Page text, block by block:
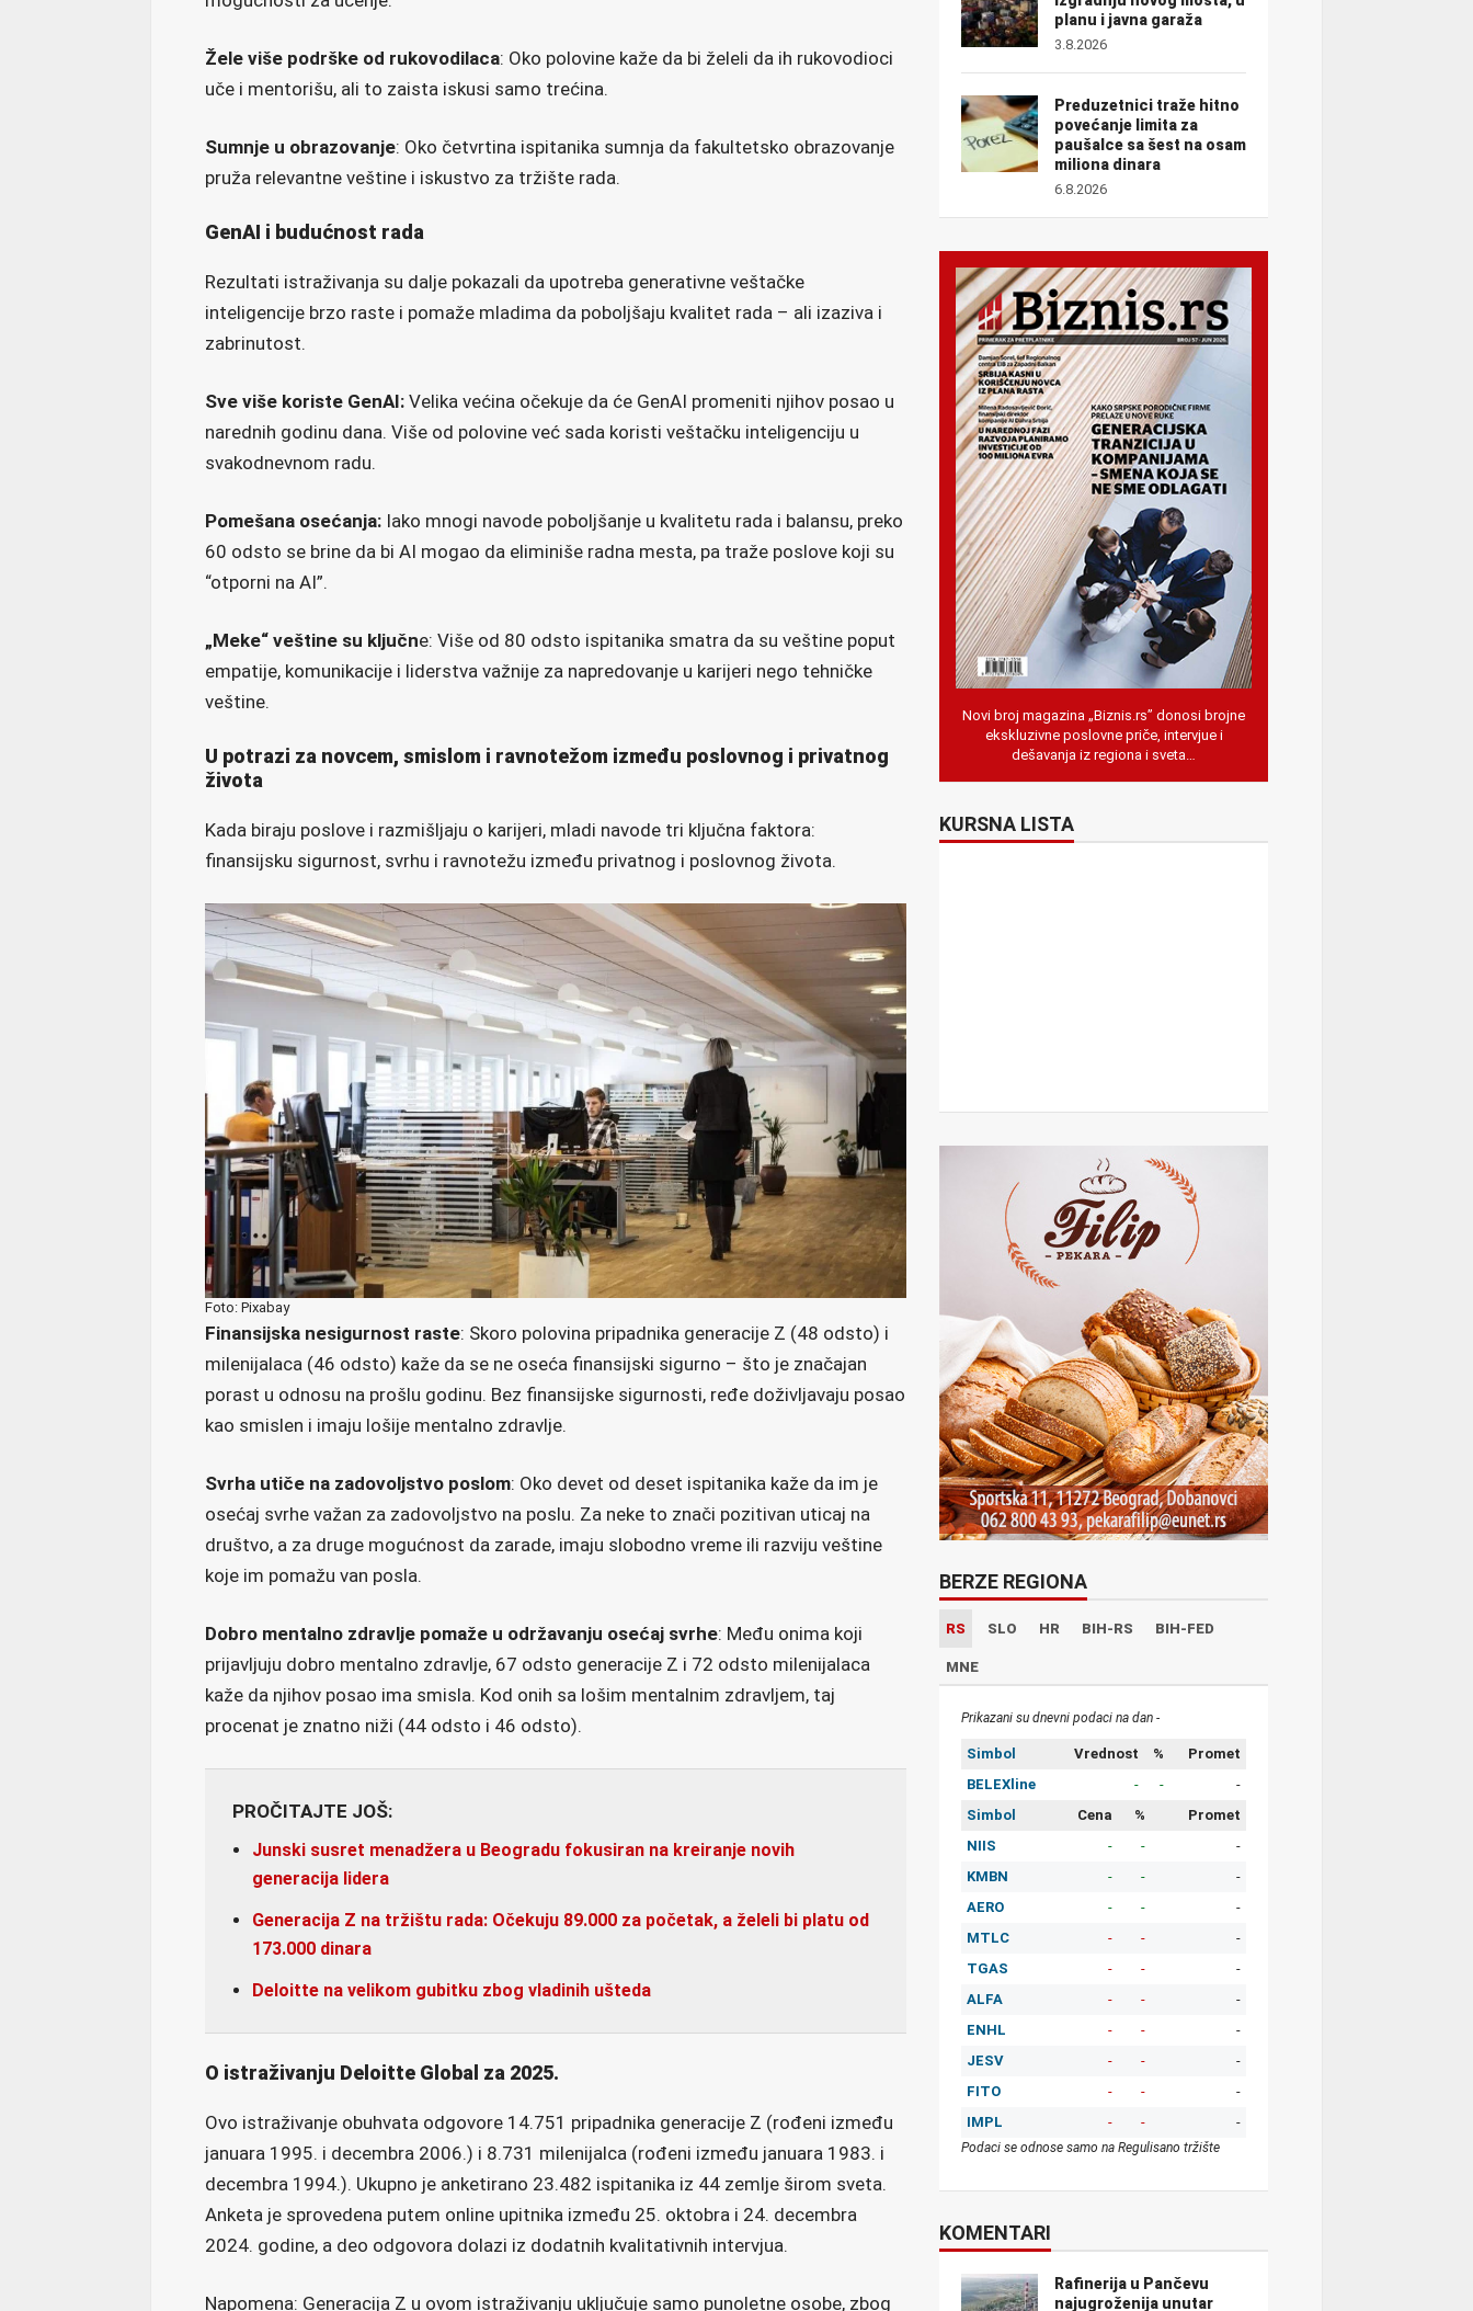
Žele više podrške od rukovodilaca: Oko polovine kaže da bi želeli da ih rukovodioci
uče i mentorišu, ali to zaista iskusi samo trećina.
Sumnje u obrazovanje: Oko četvrtina ispitanika sumnja da fakultetsko obrazovanje
pruža relevantne veštine i iskustvo za tržište rada.
GenAI i budućnost rada
Rezultati istraživanja su dalje pokazali da upotreba generativne veštačke
inteligencije brzo raste i pomaže mladima da poboljšaju kvalitet rada – ali izaziva i
zabrinutost.
Sve više koriste GenAI: Velika većina očekuje da će GenAI promeniti njihov posao u
narednih godinu dana. Više od polovine već sada koristi veštačku inteligenciju u
svakodnevnom radu.
Pomešana osećanja: Iako mnogi navode poboljšanje u kvalitetu rada i balansu, preko
60 odsto se brine da bi AI mogao da eliminiše radna mesta, pa traže poslove koji su
“otporni na AI”.
„Meke“ veštine su ključne: Više od 80 odsto ispitanika smatra da su veštine poput
empatije, komunikacije i liderstva važnije za napredovanje u karijeri nego tehničke
veštine.
U potrazi za novcem, smislom i ravnotežom između poslovnog i privatnog
života
Kada biraju poslove i razmišljaju o karijeri, mladi navode tri ključna faktora:
finansijsku sigurnost, svrhu i ravnotežu između privatnog i poslovnog života.
Foto: Pixabay
Finansijska nesigurnost raste: Skoro polovina pripadnika generacije Z (48 odsto) i
milenijalaca (46 odsto) kaže da se ne oseća finansijski sigurno – što je značajan
porast u odnosu na prošlu godinu. Bez finansijske sigurnosti, ređe doživljavaju posao
kao smislen i imaju lošije mentalno zdravlje.
Svrha utiče na zadovoljstvo poslom: Oko devet od deset ispitanika kaže da im je
osećaj svrhe važan za zadovoljstvo na poslu. Za neke to znači pozitivan uticaj na
društvo, a za druge mogućnost da zarade, imaju slobodno vreme ili razviju veštine
koje im pomažu van posla.
Dobro mentalno zdravlje pomaže u održavanju osećaj svrhe: Među onima koji
prijavljuju dobro mentalno zdravlje, 67 odsto generacije Z i 72 odsto milenijalaca
kaže da njihov posao ima smisla. Kod onih sa lošim mentalnim zdravljem, taj
procenat je znatno niži (44 odsto i 46 odsto).
PROČITAJTE JOŠ:
Junski susret menadžera u Beogradu fokusiran na kreiranje novih
generacija lidera
Generacija Z na tržištu rada: Očekuju 89.000 za početak, a želeli bi platu od
173.000 dinara
Deloitte na velikom gubitku zbog vladinih ušteda
O istraživanju Deloitte Global za 2025.
Ovo istraživanje obuhvata odgovore 14.751 pripadnika generacije Z (rođeni između
januara 1995. i decembra 2006.) i 8.731 milenijalca (rođeni između januara 1983. i
decembra 1994.). Ukupno je anketirano 23.482 ispitanika iz 44 zemlje širom sveta.
Anketa je sprovedena putem online upitnika između 25. oktobra i 24. decembra
2024. godine, a deo odgovora dolazi iz dodatnih kvalitativnih intervjua.
Napomena: Generacija Z u ovom istraživanju uključuje samo punoletne osobe, zbog
planu i javna garaža
3.8.2026
Preduzetnici traže hitno
povećanje limita za
paušalce sa šest na osam
miliona dinara
6.8.2026
Novi broj magazina „Biznis.rs” donosi brojne
ekskluzivne poslovne priče, intervjue i
dešavanja iz regiona i sveta…
KURSNA LISTA
BERZE REGIONA
RS SLO HR BIH-RS BIH-FED
MNE
Prikazani su dnevni podaci na dan -
Simbol Vrednost %
Promet
BELEXline
- -
-
Simbol
Cena %
Promet
NIIS
- -
-
KMBN
- -
-
AERO
- -
-
MTLC
- -
-
TGAS
- -
-
ALFA
- -
-
ENHL
- -
-
JESV
- -
-
FITO
- -
-
IMPL
- - -
Podaci se odnose samo na Regulisano tržište
KOMENTARI
Rafinerija u Pančevu
najugroženija unutar